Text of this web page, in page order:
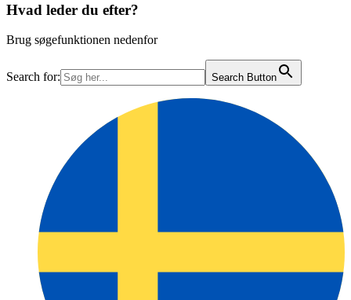
Hvad leder du efter?
Brug søgefunktionen nedenfor
Search for: Search Button